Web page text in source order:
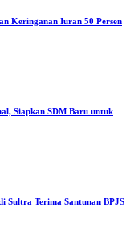
Keringanan Iuran 50 Persen
Siapkan SDM Baru untuk
Sultra Terima Santunan BPJS